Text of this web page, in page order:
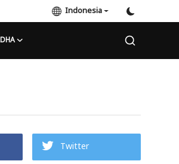
Indonesia
Twitter